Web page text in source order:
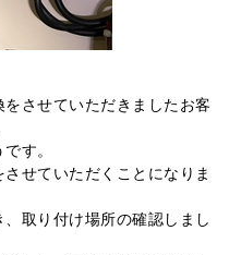
させていただきましたお客
す。
せていただくことになりま
取り付け場所の確認しまし